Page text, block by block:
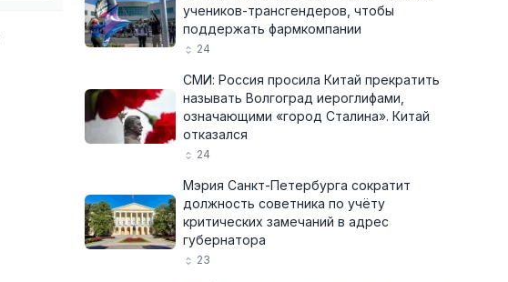
учеников-трансгендеров, чтобы
поддержать фармкомпании
24
СМИ: Россия просила Китай прекратить
называть Волгоград иероглифами,
означающими «город Сталина». Китай
отказался
24
Мэрия Санкт-Петербурга сократит
должность советника по учёту
критических замечаний в адрес
губернатора
23